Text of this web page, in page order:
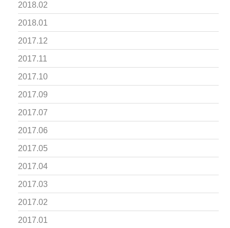
2018.02
2018.01
2017.12
2017.11
2017.10
2017.09
2017.07
2017.06
2017.05
2017.04
2017.03
2017.02
2017.01